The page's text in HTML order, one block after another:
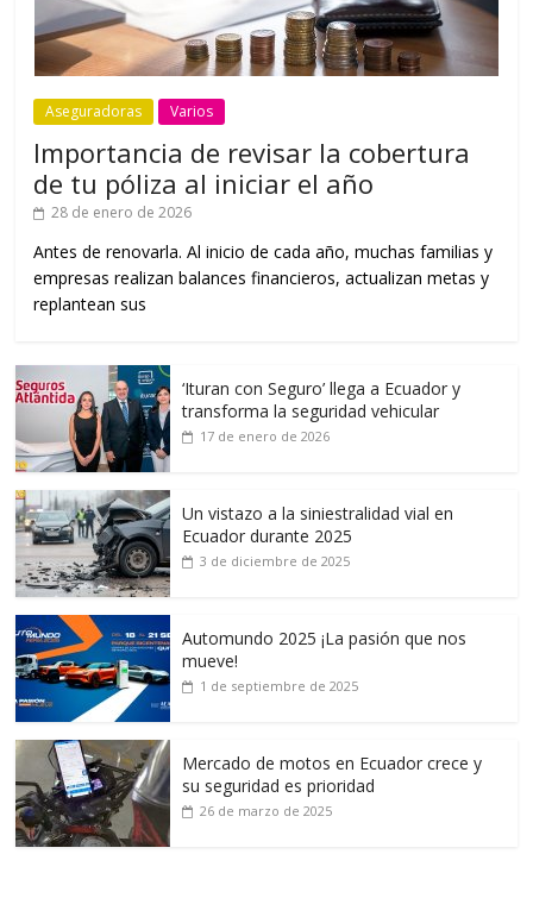
Aseguradoras Varios
Importancia de revisar la cobertura
de tu póliza al iniciar el año
28 de enero de 2026
Antes de renovarla. Al inicio de cada año, muchas familias y
empresas realizan balances financieros, actualizan metas y
replantean sus
‘Ituran con Seguro’ llega a Ecuador y
transforma la seguridad vehicular
17 de enero de 2026
Un vistazo a la siniestralidad vial en
Ecuador durante 2025
3 de diciembre de 2025
Automundo 2025 ¡La pasión que nos
mueve!
1 de septiembre de 2025
Mercado de motos en Ecuador crece y
su seguridad es prioridad
26 de marzo de 2025